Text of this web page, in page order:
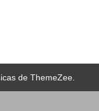
de ThemeZee.